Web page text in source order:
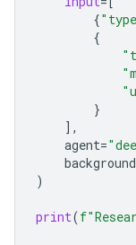
{
{
}
],
agent=
background
)
print(f